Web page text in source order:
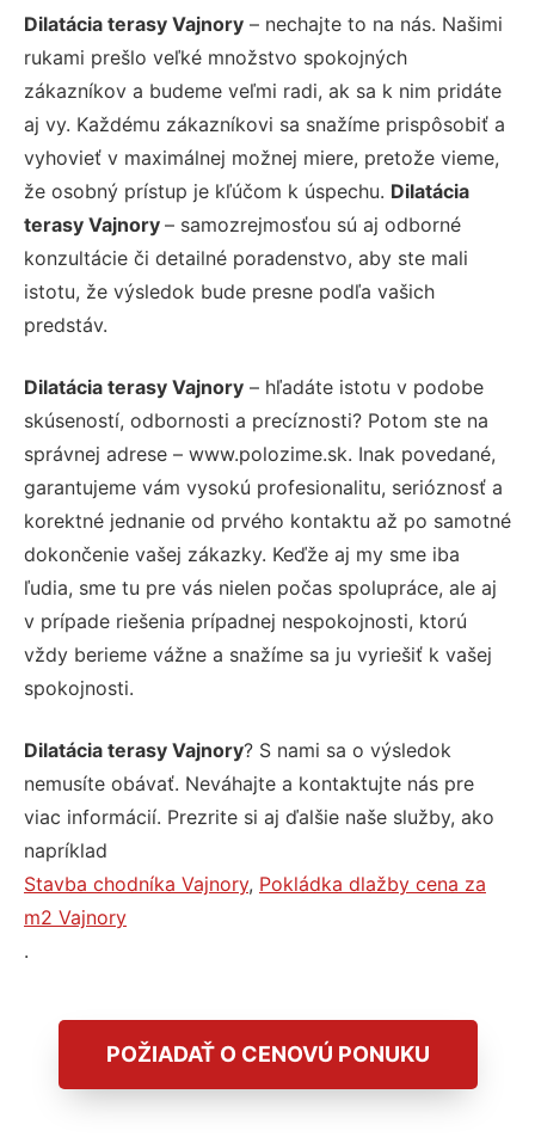
Dilatácia terasy Vajnory – nechajte to na nás. Našimi
rukami prešlo veľké množstvo spokojných
zákazníkov a budeme veľmi radi, ak sa k nim pridáte
aj vy. Každému zákazníkovi sa snažíme prispôsobiť a
vyhovieť v maximálnej možnej miere, pretože vieme,
že osobný prístup je kľúčom k úspechu. Dilatácia
terasy Vajnory – samozrejmosťou sú aj odborné
konzultácie či detailné poradenstvo, aby ste mali
istotu, že výsledok bude presne podľa vašich
predstáv.
Dilatácia terasy Vajnory – hľadáte istotu v podobe
skúseností, odbornosti a precíznosti? Potom ste na
správnej adrese – www.polozime.sk. Inak povedané,
garantujeme vám vysokú profesionalitu, serióznosť a
korektné jednanie od prvého kontaktu až po samotné
dokončenie vašej zákazky. Keďže aj my sme iba
ľudia, sme tu pre vás nielen počas spolupráce, ale aj
v prípade riešenia prípadnej nespokojnosti, ktorú
vždy berieme vážne a snažíme sa ju vyriešiť k vašej
spokojnosti.
Dilatácia terasy Vajnory? S nami sa o výsledok
nemusíte obávať. Neváhajte a kontaktujte nás pre
viac informácií. Prezrite si aj ďalšie naše služby, ako
napríklad
Stavba chodníka Vajnory, Pokládka dlažby cena za
m2 Vajnory
.
POŽIADAŤ O CENOVÚ PONUKU